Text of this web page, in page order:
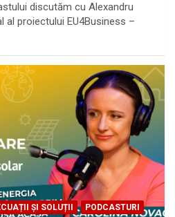
discutăm cu Alexandru
al proiectului EU4Business –
ȘI SOLUȚII
PODCASTURI